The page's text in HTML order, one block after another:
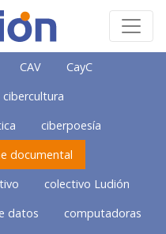
CAV
CayC
cibercultura
ciberpoesía
documental
colectivo Ludión
datos
computadoras